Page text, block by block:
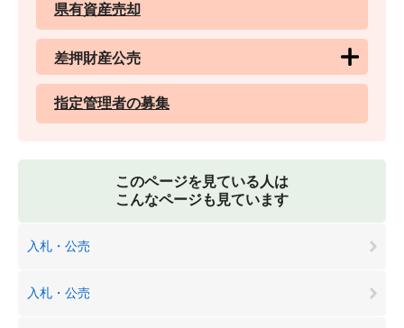
県有資産売却
差押財産公売
指定管理者の募集
このページを見ている人は
こんなページも見ています
入札・公売
入札・公売